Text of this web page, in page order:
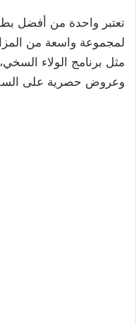
تعتبر واحدة من أفضل
لمجموعة واسعة من
مثل برنامج الولاء
وعروض حصرية على السفر